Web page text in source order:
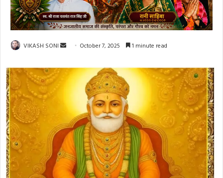
VIKASH SONI
Send
email
October 7, 2025 1 minute read